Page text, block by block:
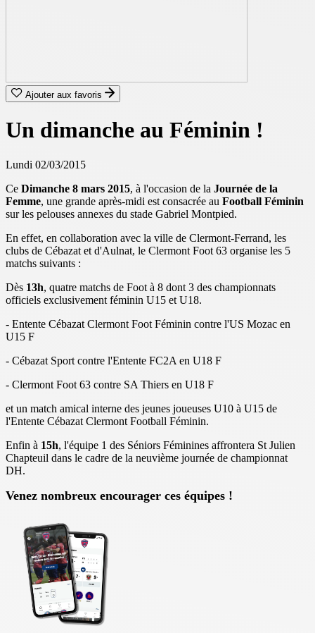
Ajouter aux favoris
Un dimanche au Féminin !
Lundi 02/03/2015
Ce Dimanche 8 mars 2015, à l'occasion de la Journée de la
Femme, une grande après-midi est consacrée au Football Féminin
sur les pelouses annexes du stade Gabriel Montpied.
En effet, en collaboration avec la ville de Clermont-Ferrand, les
clubs de Cébazat et d'Aulnat, le Clermont Foot 63 organise les 5
matchs suivants :
Dès 13h, quatre matchs de Foot à 8 dont 3 des championnats
officiels exclusivement féminin U15 et U18.
- Entente Cébazat Clermont Foot Féminin contre l'US Mozac en
U15 F
- Cébazat Sport contre l'Entente FC2A en U18 F
- Clermont Foot 63 contre SA Thiers en U18 F
et un match amical interne des jeunes joueuses U10 à U15 de
l'Entente Cébazat Clermont Football Féminin.
Enfin à 15h, l'équipe 1 des Séniors Féminines affrontera St Julien
Chapteuil dans le cadre de la neuvième journée de championnat
DH.
Venez nombreux encourager ces équipes !